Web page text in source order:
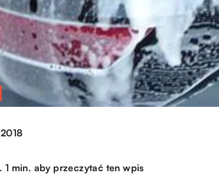
1 min. aby przeczytać ten wpis